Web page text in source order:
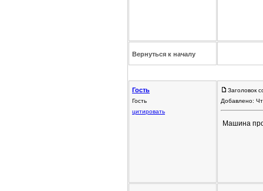
Вернуться к началу
Гость
Гость
цитировать
Заголовок
Добавлено:
Машина